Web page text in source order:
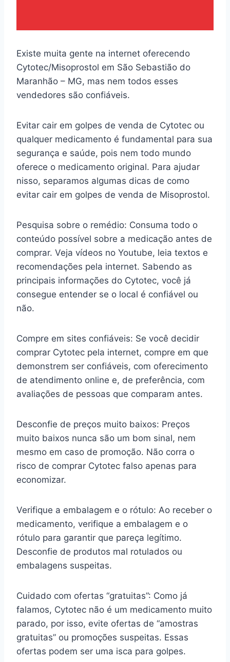
Existe muita gente na internet oferecendo
Cytotec/Misoprostol em São Sebastião do
Maranhão – MG, mas nem todos esses
vendedores são confiáveis.
Evitar cair em golpes de venda de Cytotec ou
qualquer medicamento é fundamental para sua
segurança e saúde, pois nem todo mundo
oferece o medicamento original. Para ajudar
nisso, separamos algumas dicas de como
evitar cair em golpes de venda de Misoprostol.
Pesquisa sobre o remédio: Consuma todo o
conteúdo possível sobre a medicação antes de
comprar. Veja vídeos no Youtube, leia textos e
recomendações pela internet. Sabendo as
principais informações do Cytotec, você já
consegue entender se o local é confiável ou
não.
Compre em sites confiáveis: Se você decidir
comprar Cytotec pela internet, compre em que
demonstrem ser confiáveis, com oferecimento
de atendimento online e, de preferência, com
avaliações de pessoas que comparam antes.
Desconfie de preços muito baixos: Preços
muito baixos nunca são um bom sinal, nem
mesmo em caso de promoção. Não corra o
risco de comprar Cytotec falso apenas para
economizar.
Verifique a embalagem e o rótulo: Ao receber o
medicamento, verifique a embalagem e o
rótulo para garantir que pareça legítimo.
Desconfie de produtos mal rotulados ou
embalagens suspeitas.
Cuidado com ofertas “gratuitas”: Como já
falamos, Cytotec não é um medicamento muito
parado, por isso, evite ofertas de “amostras
gratuitas” ou promoções suspeitas. Essas
ofertas podem ser uma isca para golpes.